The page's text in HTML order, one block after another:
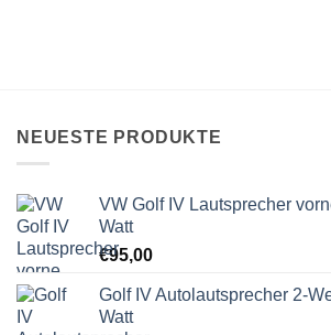
NEUESTE PRODUKTE
VW Golf IV Lautsprecher
Watt
€95,00
Golf IV Autolautsprecher 2-
Watt